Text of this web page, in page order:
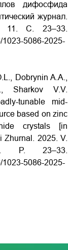
дифосфида
журнал.
С. 23–33.
1023-5086-2025-
Dobrynin A.A.,
Sharkov V.V.
tunable mid-
based on zinc
crystals [in
Zhurnal. 2025. V.
23–33.
1023-5086-2025-